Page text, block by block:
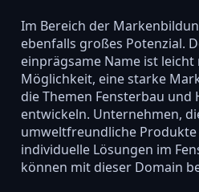
Im Bereich der
ebenfalls großes Potenzial.
einprägsame Name ist
Möglichkeit, eine starke
die Themen Fensterbau
entwickeln. Unternehmen,
umweltfreundliche
individuelle Lösungen im
können mit dieser Domain